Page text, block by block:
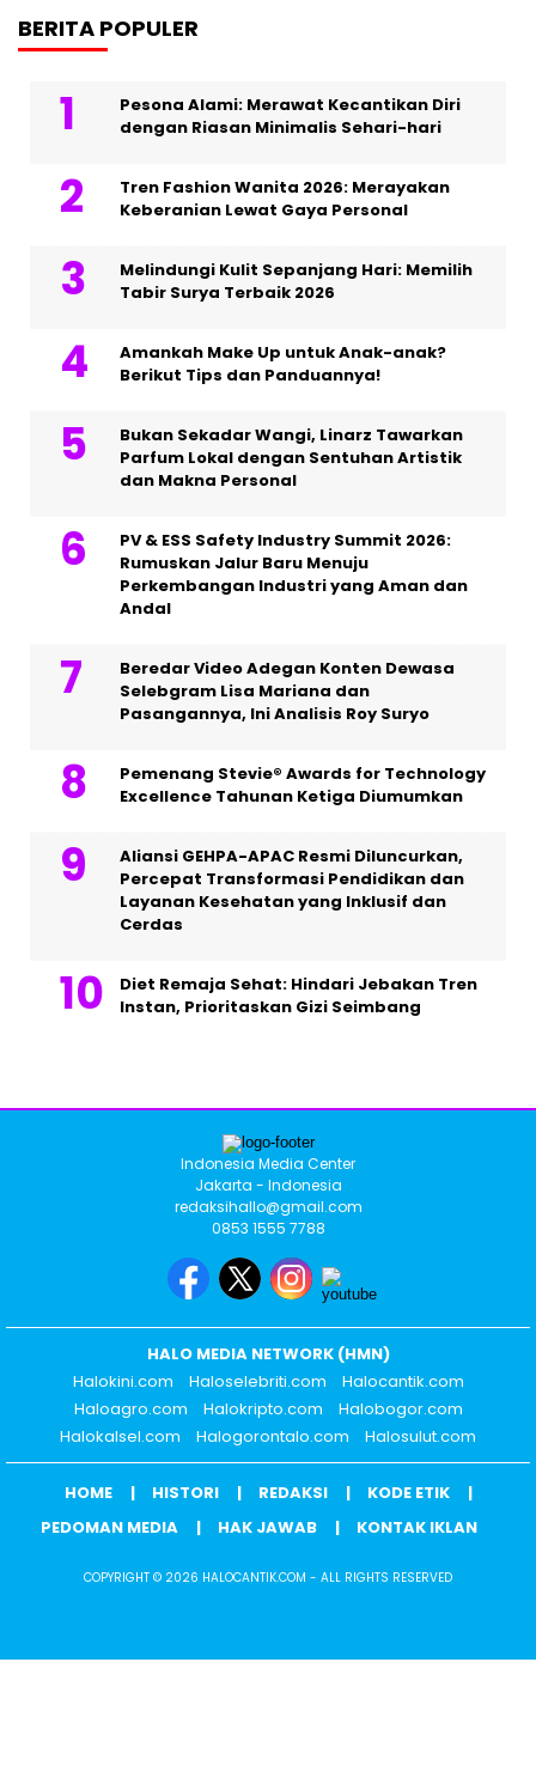
BERITA POPULER
Pesona Alami: Merawat Kecantikan Diri
dengan Riasan Minimalis Sehari-hari
Tren Fashion Wanita 2026: Merayakan
Keberanian Lewat Gaya Personal
Melindungi Kulit Sepanjang Hari: Memilih
Tabir Surya Terbaik 2026
Amankah Make Up untuk Anak-anak?
Berikut Tips dan Panduannya!
Bukan Sekadar Wangi, Linarz Tawarkan
Parfum Lokal dengan Sentuhan Artistik
dan Makna Personal
PV & ESS Safety Industry Summit 2026:
Rumuskan Jalur Baru Menuju
Perkembangan Industri yang Aman dan
Andal
Beredar Video Adegan Konten Dewasa
Selebgram Lisa Mariana dan
Pasangannya, Ini Analisis Roy Suryo
Pemenang Stevie® Awards for Technology
Excellence Tahunan Ketiga Diumumkan
Aliansi GEHPA-APAC Resmi Diluncurkan,
Percepat Transformasi Pendidikan dan
Layanan Kesehatan yang Inklusif dan
Cerdas
Diet Remaja Sehat: Hindari Jebakan Tren
Instan, Prioritaskan Gizi Seimbang
Indonesia Media Center
Jakarta - Indonesia
redaksihallo@gmail.com
0853 1555 7788
HALO MEDIA NETWORK (HMN)
Halokini.com
Haloselebriti.com
Halocantik.com
Haloagro.com
Halokripto.com
Halobogor.com
Halokalsel.com
Halogorontalo.com Halosulut.com
HOME HISTORI REDAKSI
KODE ETIK
PEDOMAN MEDIA
HAK JAWAB KONTAK IKLAN
COPYRIGHT © 2026 HALOCANTIK.COM - ALL RIGHTS RESERVED